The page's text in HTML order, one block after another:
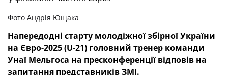
Фото Андрія Ющака
Напередодні старту молодіжної збірної України
на Євро-2025 (U-21) головний тренер команди
Унаї Мельгоса на пресконференції відповів на
запитання представників ЗМІ.